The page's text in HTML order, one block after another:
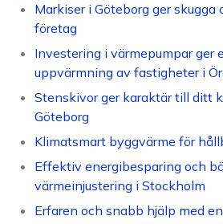
Markiser i Göteborg ger
företag
Investering i värmepumpar ger
uppvärmning av fastigheter i
Stenskivor ger karaktär till ditt
Göteborg
Klimatsmart byggvärme för
Effektiv energibesparing och
värmeinjustering i Stockholm
Erfaren och snabb hjälp med